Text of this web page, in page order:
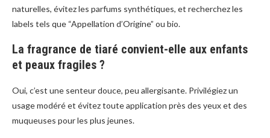
naturelles, évitez les parfums synthétiques, et recherchez les
labels tels que “Appellation d’Origine” ou bio.
La fragrance de tiaré convient-elle aux enfants
et peaux fragiles ?
Oui, c’est une senteur douce, peu allergisante. Privilégiez un
usage modéré et évitez toute application près des yeux et des
muqueuses pour les plus jeunes.